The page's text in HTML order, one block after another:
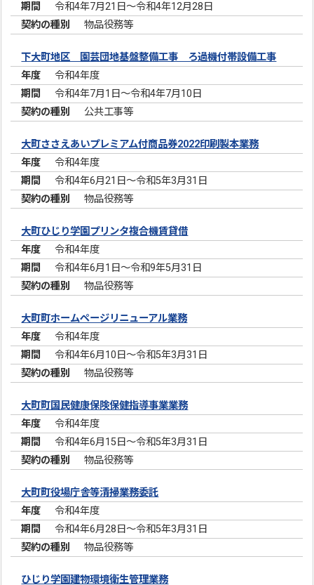
令和4年7月21日～令和4年12月28日
物品役務等
下大町地区 園芸団地基盤整備工事 ろ過機付帯設備工事
令和4年度
令和4年7月1日～令和4年7月10日
公共工事等
大町ささえあいプレミアム付商品券2022印刷製本業務
令和4年度
令和4年6月21日～令和5年3月31日
物品役務等
大町ひじり学園プリンタ複合機賃貸借
令和4年度
令和4年6月1日～令和9年5月31日
物品役務等
大町町ホームページリニューアル業務
令和4年度
令和4年6月10日～令和5年3月31日
物品役務等
大町町国民健康保険保健指導事業業務
令和4年度
令和4年6月15日～令和5年3月31日
物品役務等
大町町役場庁舎等清掃業務委託
令和4年度
令和4年6月28日～令和5年3月31日
物品役務等
ひじり学園建物環境衛生管理業務